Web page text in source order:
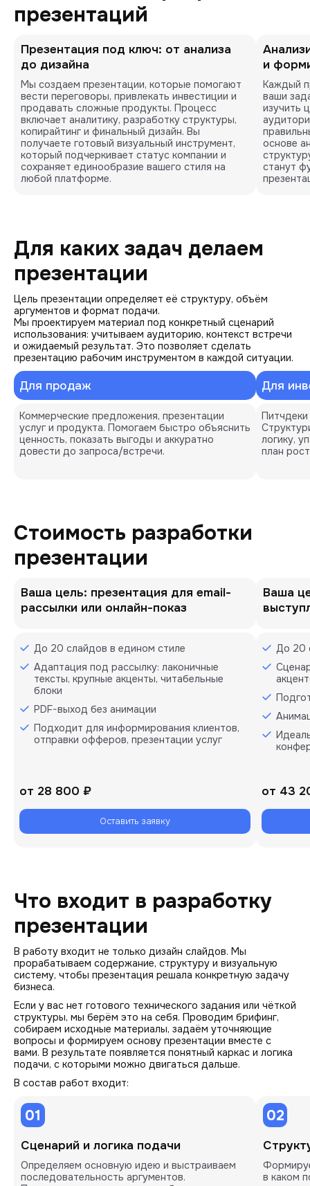
презентаций
Презентация под ключ: от анализа
до дизайна
Мы создаем презентации, которые помогают
вести переговоры, привлекать инвестиции и
продавать сложные продукты. Процесс
включает аналитику, разработку структуры,
копирайтинг и финальный дизайн. Вы
получаете готовый визуальный инструмент,
который подчеркивает статус компании и
сохраняет единообразие вашего стиля на
любой платформе.
и
Каждый
ваши
изучить
основе
станут
Для каких задач делаем
презентации
Цель презентации определяет её структуру, объём
аргументов и формат подачи.
Мы проектируем материал под конкретный сценарий
использования: учитываем аудиторию, контекст встречи
и ожидаемый результат. Это позволяет сделать
презентацию рабочим инструментом в каждой ситуации.
Для продаж
Коммерческие предложения, презентации
услуг и продукта. Помогаем быстро объяснить
ценность, показать выгоды и аккуратно
довести до запроса/встречи.
Для
Питчдеки
логику,
план
Стоимость разработки
презентации
Ваша цель: презентация для email-
рассылки или онлайн-показ
До 20 слайдов в едином стиле
Адаптация под рассылку: лаконичные
тексты, крупные акценты, читабельные
блоки
PDF-выход без анимации
Подходит для информирования клиентов,
отправки офферов, презентации услуг
от 28 800 ₽
Оставить заявку
Ваша
До 20
от 43
Что входит в разработку
презентации
В работу входит не только дизайн слайдов. Мы
прорабатываем содержание, структуру и визуальную
систему, чтобы презентация решала конкретную задачу
бизнеса.
Если у вас нет готового технического задания или чёткой
структуры, мы берём это на себя. Проводим брифинг,
собираем исходные материалы, задаём уточняющие
вопросы и формируем основу презентации вместе с
вами. В результате появляется понятный каркас и логика
подачи, с которыми можно двигаться дальше.
В состав работ входит:
01
Сценарий и логика подачи
Определяем основную идею и выстраиваем
последовательность аргументов.
02
в каком